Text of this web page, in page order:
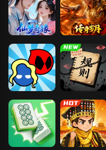
仙梦奇缘 传奇岁月
红蓝大冒险
规则怪谈之前
生今世